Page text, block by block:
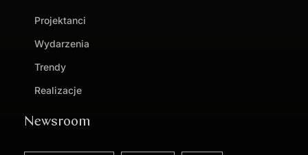
Projektanci
Wydarzenia
Trendy
Realizacje
Newsroom